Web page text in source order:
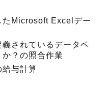
たMicrosoft Excelデー
されているデータベ
？の照合作業
給与計算